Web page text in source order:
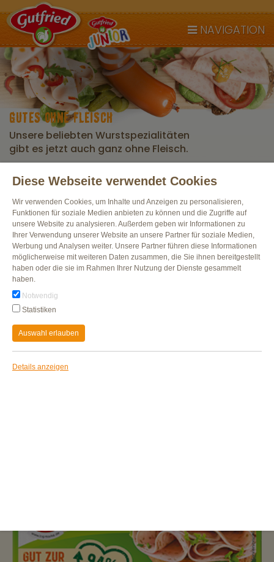
NAVIGATION
GUTES OHNE FLEISCH
Unsere beliebten Wurstspezialitäten
gibt es jetzt auch ganz ohne Fleisch.
Diese Webseite verwendet Cookies
Wir verwenden Cookies, um Inhalte und Anzeigen zu personalisieren,
Funktionen für soziale Medien anbieten zu können und die Zugriffe auf
unsere Website zu analysieren. Außerdem geben wir Informationen zu
Ihrer Verwendung unserer Website an unsere Partner für soziale Medien,
Werbung und Analysen weiter. Unsere Partner führen diese Informationen
möglicherweise mit weiteren Daten zusammen, die Sie ihnen bereitgestellt
haben oder die sie im Rahmen Ihrer Nutzung der Dienste gesammelt
haben.
Notwendig
Statistiken
Auswahl erlauben
Details anzeigen